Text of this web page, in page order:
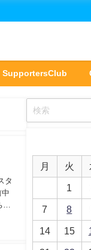
SupportersClub
タ
中
月 火
1
7 8
14 15